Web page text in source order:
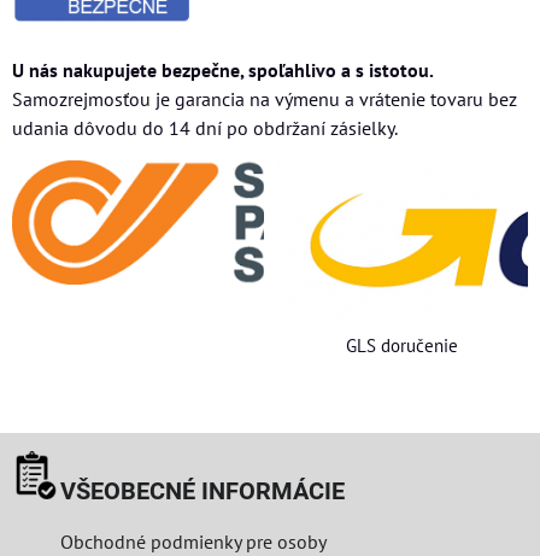
U nás nakupujete bezpečne, spoľahlivo a s istotou.
Samozrejmosťou je garancia na výmenu a vrátenie tovaru bez
udania dôvodu do 14 dní po obdržaní zásielky.
GLS doručenie
VŠEOBECNÉ INFORMÁCIE
Obchodné podmienky pre osoby